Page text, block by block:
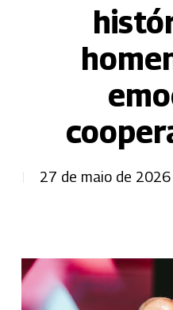
27 de maio de 2026